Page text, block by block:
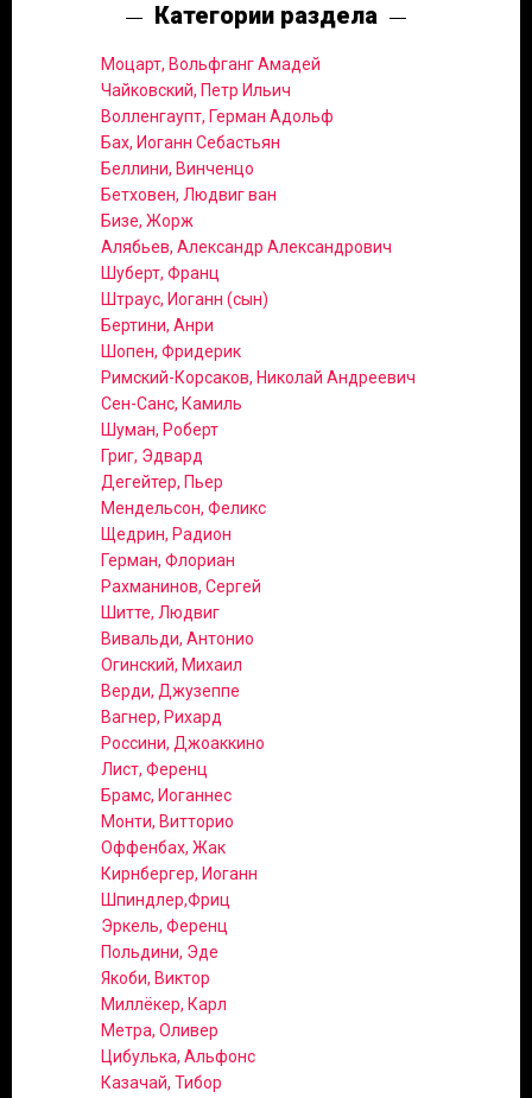
Категории раздела
Моцарт, Вольфганг Амадей
Чайковский, Петр Ильич
Волленгаупт, Герман Адольф
Бах, Иоганн Себастьян
Беллини, Винченцо
Бетховен, Людвиг ван
Бизе, Жорж
Алябьев, Александр Александрович
Шуберт, Франц
Штраус, Иоганн (сын)
Бертини, Анри
Шопен, Фридерик
Римский-Корсаков, Николай Андреевич
Сен-Санс, Камиль
Шуман, Роберт
Григ, Эдвард
Дегейтер, Пьер
Мендельсон, Феликс
Щедрин, Радион
Герман, Флориан
Рахманинов, Сергей
Шитте, Людвиг
Вивальди, Антонио
Огинский, Михаил
Верди, Джузеппе
Вагнер, Рихард
Россини, Джоаккино
Лист, Ференц
Брамс, Иоганнес
Монти, Витторио
Оффенбах, Жак
Кирнбергер, Иоганн
Шпиндлер,Фриц
Эркель, Ференц
Польдини, Эде
Якоби, Виктор
Миллёкер, Карл
Метра, Оливер
Цибулька, Альфонс
Казачай, Тибор